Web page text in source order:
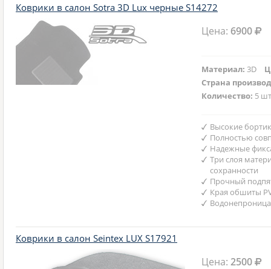
Коврики в салон Sotra 3D Lux черные S14272
Цена:6900
Материал:3D
Страна
Количество: 5
Высокие
Полностью
Надежные
Три слоя
сохранности
Прочный
Края обшиты
Коврики в салон Seintex LUX S17921
Цена:2500